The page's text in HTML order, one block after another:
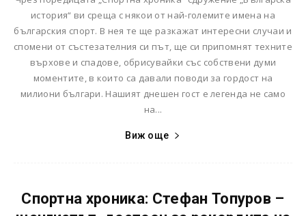
история“ ви среща с някои от най-големите имена на
българския спорт. В нея те ще разкажат интересни случаи и
спомени от състезателния си път, ще си припомнят техните
върхове и спадове, обрисувайки със собствени думи
моментите, в които са давали поводи за гордост на
милиони българи. Нашият днешен гост е легенда не само
на...
Виж още
Спортна хроника: Стефан Топуров –